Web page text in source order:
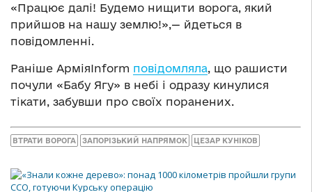
«Працює далі! Будемо нищити ворога, який
прийшов на нашу землю!»,— йдеться в
повідомленні.
Раніше АрміяInform повідомляла, що рашисти
почули «Бабу Ягу» в небі і одразу кинулися
тікати, забувши про своїх поранених.
ВТРАТИ ВОРОГА ЗАПОРІЗЬКИЙ НАПРЯМОК ЦЕЗАР КУНІКОВ